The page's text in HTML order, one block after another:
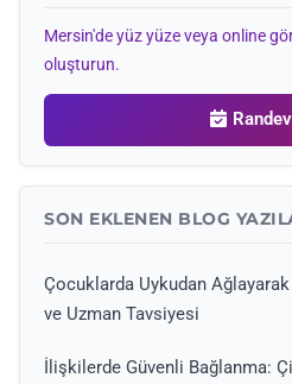
Mersin'de yüz yüze veya online
oluşturun.
SON EKLENEN BLOG
Çocuklarda Uykudan
ve Uzman Tavsiyesi
İlişkilerde Güvenli Bağlanma: